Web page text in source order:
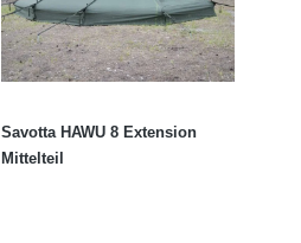
Savotta HAWU 8 Extension
Mittelteil